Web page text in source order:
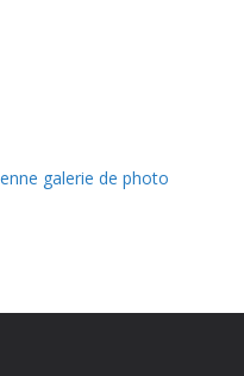
galerie de photo